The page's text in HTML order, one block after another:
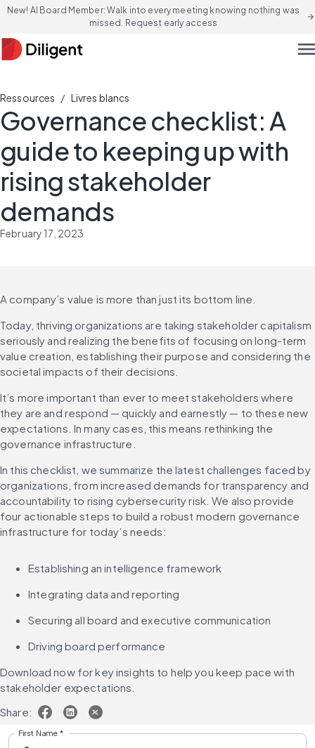
New! AI Board Member: Walk into every meeting knowing nothing was
missed. Request early access
arrow_forward
Ressources / Livres blancs
Governance checklist: A
guide to keeping up with
rising stakeholder
demands
February 17, 2023
A company’s value is more than just its bottom line.
Today, thriving organizations are taking stakeholder capitalism
seriously and realizing the benefits of focusing on long-term
value creation, establishing their purpose and considering the
societal impacts of their decisions.
It’s more important than ever to meet stakeholders where
they are and respond — quickly and earnestly — to these new
expectations. In many cases, this means rethinking the
governance infrastructure.
In this checklist, we summarize the latest challenges faced by
organizations, from increased demands for transparency and
accountability to rising cybersecurity risk. We also provide
four actionable steps to build a robust modern governance
infrastructure for today’s needs:
Establishing an intelligence framework
Integrating data and reporting
Securing all board and executive communication
Driving board performance
Download now for key insights to help you keep pace with
stakeholder expectations.
Share:
First Name *